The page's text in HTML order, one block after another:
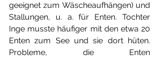
geeignet zum Wäscheaufhängen) und
Stallungen, u. a. für Enten. Tochter
Inge musste häufiger mit den etwa 20
Enten zum See und sie dort hüten.
Probleme, die Enten